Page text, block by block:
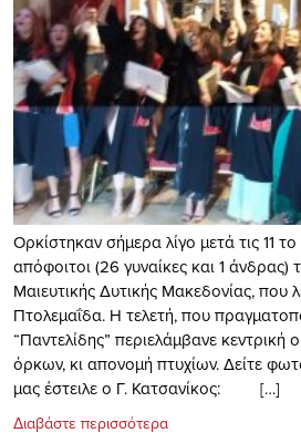
Ορκίστηκαν σήμερα λίγο μετά τις 11
απόφοιτοι (26 γυναίκες και 1 άνδρας)
Μαιευτικής Δυτικής Μακεδονίας, που
Πτολεμαΐδα. Η τελετή, που
“Παντελίδης” περιελάμβανε κεντρική
όρκων, κι απονομή πτυχίων. Δείτε
μας έστειλε ο Γ. Κατσανίκος: […]
Διαβάστε περισσότερα